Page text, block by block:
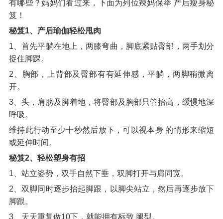
有哪些？妈妈们看过来，下面为列位辣妈保举 产后瘦身秘
笈！
秘笈1、产后瑜伽轻松甩肉
1、首先平躺在地上，两膝弯曲，脚底紧贴臀部，两手划分
捉住脚踝。
2、胸部，上背部及臀部有有延伸感，平躺，两脚稍微离
开。
3、头，肩膀及脚着地，将臀部及胸部只管抬高，缓慢地深
呼吸。
维持此行动至少十秒然后放下，可以视本身 的情形来缩短
或延伸时间。
秘笈2、轻松塑身有招
1、站立姿势，双手自然下垂，双脚打开与肩同宽。
2、双脚同时逐步抬起脚跟，以脚尖站立，然后再逐步放下
脚跟。
3、天天重复做10下，就能拥有标致 腿型。